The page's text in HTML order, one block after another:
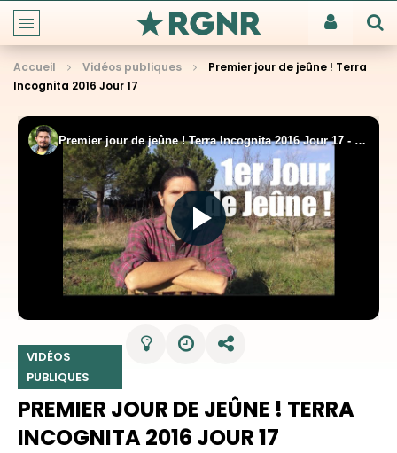
Accueil Vidéos publiques
Premier jour de jeûne ! Terra
Incognita 2016 Jour 17
VIDÉOS
PUBLIQUES
PREMIER JOUR DE JEÛNE ! TERRA
INCOGNITA 2016 JOUR 17